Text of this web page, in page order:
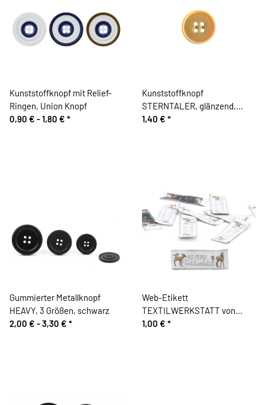
Kunststoffknopf mit Relief-
Ringen, Union Knopf
0,90 € -1,80 € *
Kunststoffknopf
STERNTALER, glänzend,
goldgelb, 20 mm, Union Knopf
1,40 € *
Gummierter Metallknopf
HEAVY, 3 Größen, schwarz
2,00 € -3,30 € *
Web-Etikett
TEXTILWERKSTATT von
Acufactum
1,00 € *